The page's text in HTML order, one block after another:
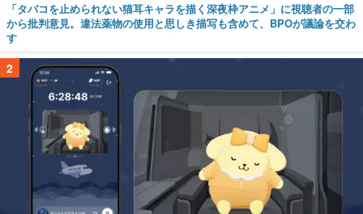
「タバコを止められない猫耳キャラを描く深夜枠アニメ」に視聴者の一部
から批判意見。違法薬物の使用と思しき描写も含めて、BPOが議論を交わ
す
2